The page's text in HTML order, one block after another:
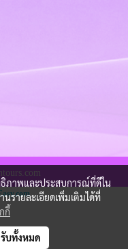
ธิภาพและประสบการณ์ที่ดีใน
นรายละเอียดเพิ่มเติมได้ที่
กี้
บทั้งหมด